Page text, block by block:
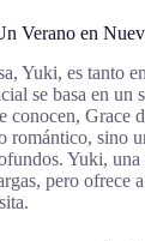
Verano en
Yuki, es tanto
se basa en un
conocen, Grace
romántico, sino
Yuki, una
pero ofrece